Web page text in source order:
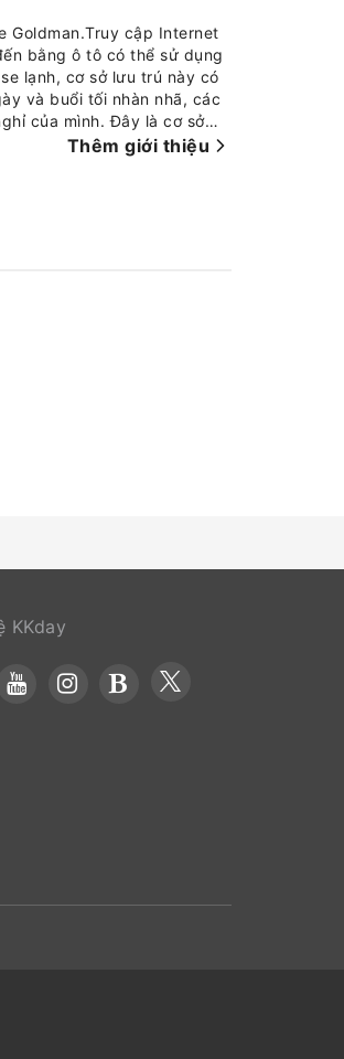
Goldman.Truy cập Internet
bằng ô tô có thể sử dụng
lạnh, cơ sở lưu trú này có
và buổi tối nhàn nhã, các
của mình. Đây là cơ sở
có thiết kế lôi cuốn và
Thêm giới thiệu
KKday